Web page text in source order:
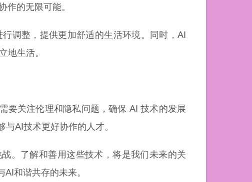
作的无限可能。
调整，提供更加舒适的生活环境。同时，AI
地生活。
要关注伦理和隐私问题，确保 AI 技术的发展
AI技术更好协作的人才。
。了解和善用这些技术，将是我们未来的关
和谐共存的未来。